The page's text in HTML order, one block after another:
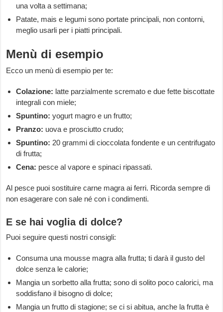
una volta a settimana;
Patate, mais e legumi sono portate principali, non contorni,
meglio usarli per i piatti principali.
Menù di esempio
Ecco un menù di esempio per te:
Colazione: latte parzialmente scremato e due fette biscottate
integrali con miele;
Spuntino: yogurt magro e un frutto;
Pranzo: uova e prosciutto crudo;
Spuntino: 20 grammi di cioccolata fondente e un centrifugato
di frutta;
Cena: pesce al vapore e spinaci ripassati.
Al pesce puoi sostituire carne magra ai ferri. Ricorda sempre di
non esagerare con sale né con i condimenti.
E se hai voglia di dolce?
Puoi seguire questi nostri consigli:
Consuma una mousse magra alla frutta; ti darà il gusto del
dolce senza le calorie;
Mangia un sorbetto alla frutta; sono di solito poco calorici, ma
soddisfano il bisogno di dolce;
Mangia un frutto di stagione; se ci si abitua, anche la frutta è